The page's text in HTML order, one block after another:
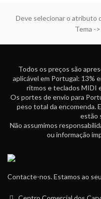
Deve selecionar o atributo
Tema -
Todos os preços são
aplicável em Portugal: 13%
ritmos e teclados MIDI
Os portes de envio para
peso total da encomenda.
estão
Não assumimos
ou informação
Contacte-nos. Estamos ao